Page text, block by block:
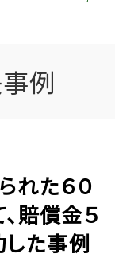
例
れた６０
賠償金５
した事例